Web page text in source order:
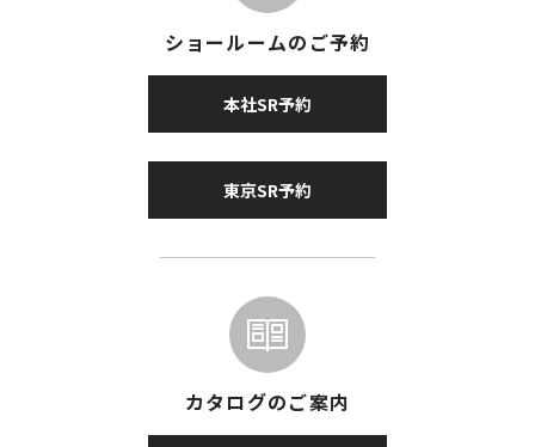
ショールームのご予約
本社SR予約
東京SR予約
カタログのご案内